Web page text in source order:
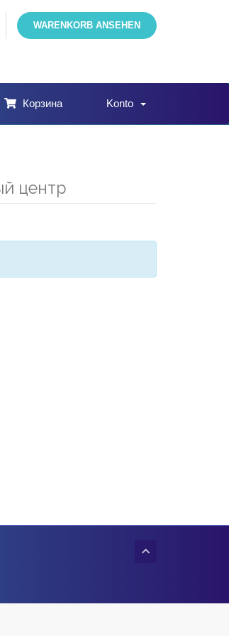
WARENKORB ANSEHEN
Корзина Konto
центр